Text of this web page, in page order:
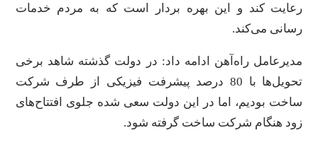
رعایت کند و این بهره بردار است که به مردم خدمات
رسانی می‌کند.
مدیرعامل راه‌آهن ادامه داد: در دولت گذشته شاهد برخی
تحویل‌ها با 80 درصد پیشرفت فیزیکی از طرف شرکت
ساخت بودیم، اما در این دولت سعی شده جلوی افتتاح‌های
زود هنگام شرکت ساخت گرفته شود.